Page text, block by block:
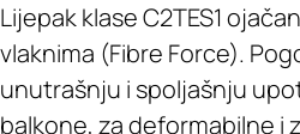
Lijepak klase C2TES1
vlaknima (Fibre Force).
unutrašnju i spoljašnju
balkone, za deformabilne i